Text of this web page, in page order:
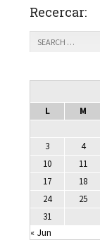
Recercar:
L
M
3
4
10
11
17
18
24
25
31
« Jun